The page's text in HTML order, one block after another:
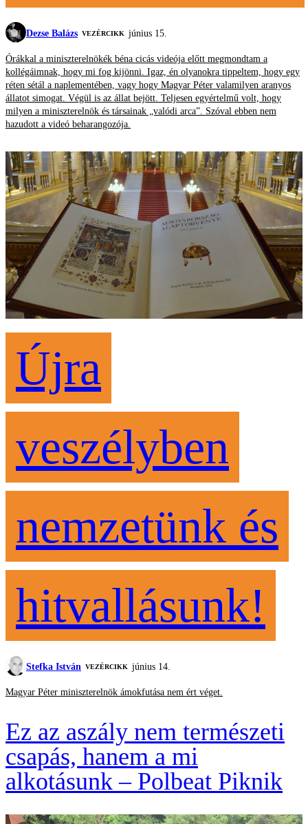
Dezse Balázs VEZÉRCIKK június 15.
Órákkal a miniszterelnökék béna cicás videója előtt megmondtam a
kollégáimnak, hogy mi fog kijönni. Igaz, én olyanokra tippeltem, hogy egy
réten sétál a naplementében, vagy hogy Magyar Péter valamilyen aranyos
állatot simogat. Végül is az állat bejött. Teljesen egyértelmű volt, hogy
milyen a miniszterelnök és társainak „valódi arca”. Szóval ebben nem
hazudott a videó beharangozója.
Újra
veszélyben
nemzetünk és
hitvallásunk!
Stefka István VEZÉRCIKK június 14.
Magyar Péter miniszterelnök ámokfutása nem ért véget.
Ez az aszály nem természeti
csapás, hanem a mi
alkotásunk – Polbeat Piknik